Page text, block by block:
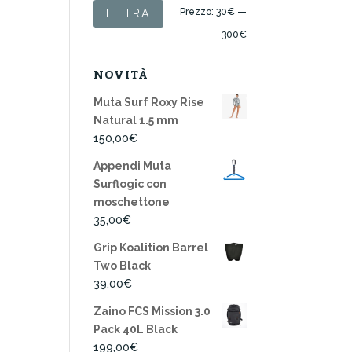
Prezzo
Min
Prezzo
Max
FILTRA Prezzo: 30€—
300€
NOVITÀ
Muta Surf Roxy Rise
Natural 1.5 mm
150,00€
Appendi Muta
Surflogic con
moschettone
35,00€
Grip Koalition Barrel
Two Black
39,00€
Zaino FCS Mission 3.0
Pack 40L Black
199,00€